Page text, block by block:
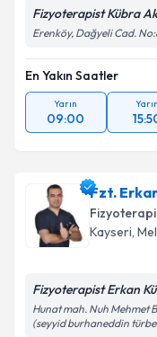
Fizyoterapist Kübra
Erenköy, Dağyeli Cad.
En Yakın Saatler
Yarın
09:00
Yarın
Fzt.
Fizyoterapi
Kayseri,
Fizyoterapist Erkan
Hunat mah. Nuh Mehmet
(seyyid burhaneddin